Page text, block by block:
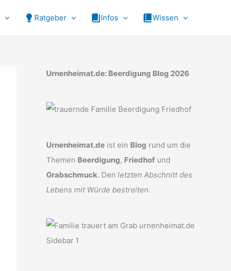
Ratgeber Infos Wissen
Urnenheimat.de: Beerdigung Blog 2026
Urnenheimat.de ist ein Blog rund um die
Themen Beerdigung, Friedhof und
Grabschmuck. Den letzten Abschnitt des
Lebens mit Würde bestreiten.